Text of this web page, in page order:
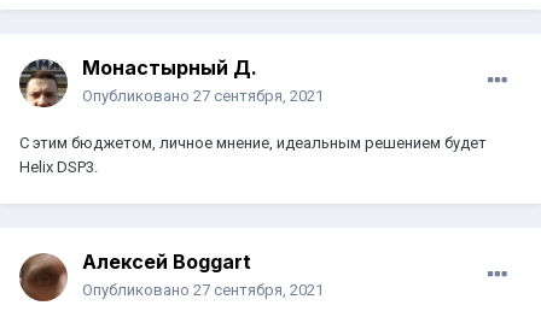
Монастырный Д.
Опубликовано 27 сентября, 2021
С этим бюджетом, личное мнение, идеальным решением будет
Helix DSP3.
Алексей Boggart
Опубликовано 27 сентября, 2021